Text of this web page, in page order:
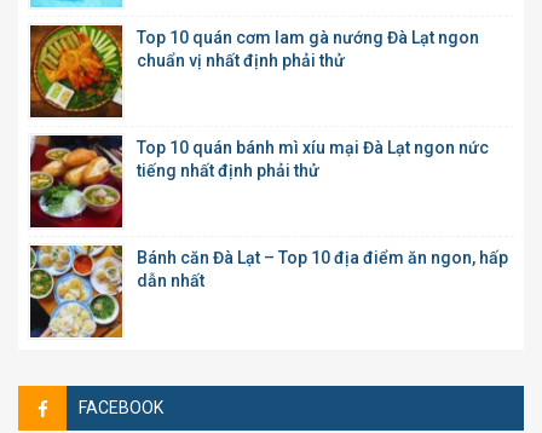
Top 10 quán cơm lam gà nướng Đà Lạt ngon
chuẩn vị nhất định phải thử
Top 10 quán bánh mì xíu mại Đà Lạt ngon nức
tiếng nhất định phải thử
Bánh căn Đà Lạt – Top 10 địa điểm ăn ngon, hấp
dẫn nhất
FACEBOOK